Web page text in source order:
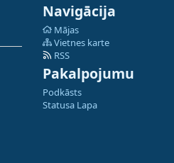
Navigācija
Mājas
Vietnes karte
RSS
Pakalpojumu
Podkāsts
Statusa Lapa